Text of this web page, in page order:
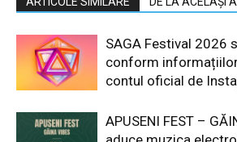
SAGA Festival 2026
conform
contul oficial de
APUSENI FEST –